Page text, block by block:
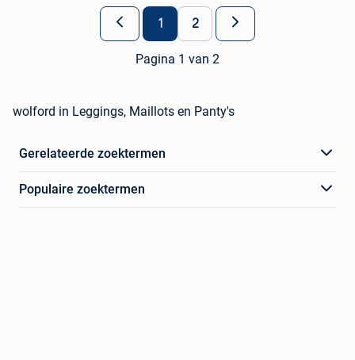
1 2
Pagina 1 van 2
wolford in Leggings, Maillots en Panty's
Gerelateerde zoektermen
Populaire zoektermen